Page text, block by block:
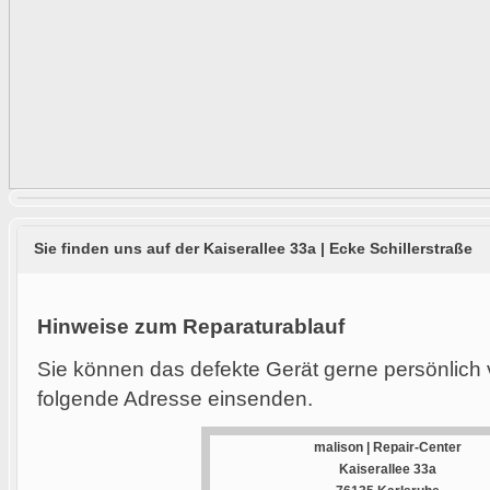
Sie finden uns auf der Kaiserallee 33a | Ecke Schillerstraße
Hinweise zum Reparaturablauf
Sie können das defekte Gerät gerne
folgende Adresse einsenden.
malison | Repair-Center
Kaiserallee 33a